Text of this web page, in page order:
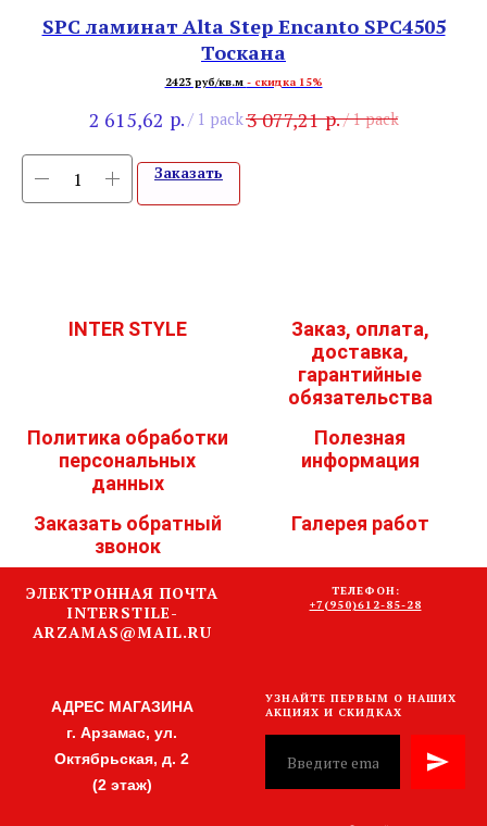
SPC ламинат Alta Step Encanto SPC4505
Тоскана
2423 руб/кв.м - скидка 15%
2 615,62 р. / 1 pack3 077,21 р./1 pack
Заказать
INTER STYLE
Заказ, оплата,
доставка,
гарантийные
обязательства
Политика обработки
персональных
данных
Полезная
информация
Заказать обратный
звонок
Галерея работ
ЭЛЕКТРОННАЯ ПОЧТА
INTERSTILE-
ARZAMAS@MAIL.RU
ТЕЛЕФОН:
+7(950)612-85-28
АДРЕС МАГАЗИНА
г. Арзамас, ул.
Октябрьская, д. 2
(2 этаж)
УЗНАЙТЕ ПЕРВЫМ О НАШИХ
АКЦИЯХ И СКИДКАХ